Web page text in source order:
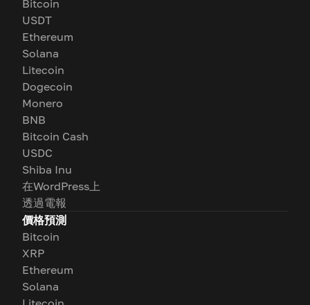
Bitcoin
USDT
Ethereum
Solana
Litecoin
Dogecoin
Monero
BNB
Bitcoin Cash
USDC
Shiba Inu
在WordPress上
透過電報
價格預測
Bitcoin
XRP
Ethereum
Solana